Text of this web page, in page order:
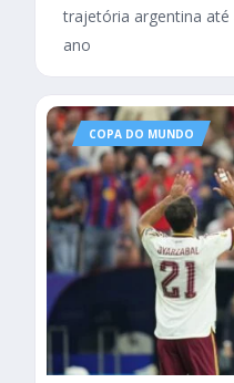
trajetória argentina
ano
COPA DO MUNDO